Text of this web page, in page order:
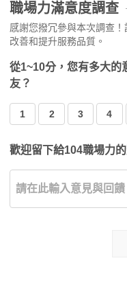
職場力滿意度調查
感謝您撥冗參與本次調查
改善和提升服務品質。
從1~10分，您有多大的
友？
1 2 3 4
歡迎留下給104職場力